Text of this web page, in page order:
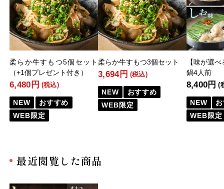
柔らか牛すもつ5個セット
（+1個プレゼント付き）
6,480円 (税込)
NEW
おすすめ
WEB限定
柔らか牛すもつ3個セット
3,694円 (税込)
NEW
おすすめ
WEB限定
【味が選
鍋4人前
8,400円 (
NEW
WEB限定
最近閲覧した商品